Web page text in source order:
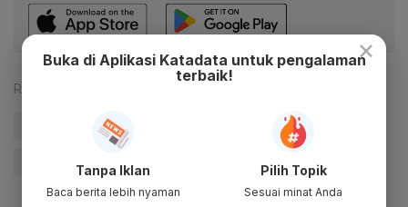
Reporter:
#Lifting Minyak #Pertamina
#Lifting Migas #PHE
×
Buka di Aplikasi Katadata untuk pengalaman
terbaik!
Tanpa Iklan
Baca berita lebih nyaman
Pilih Topik
Sesuai minat Anda